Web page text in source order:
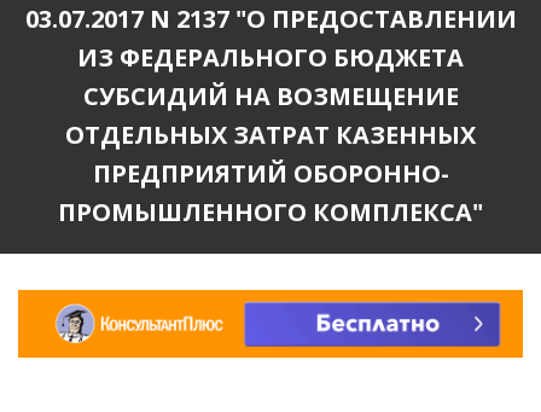
03.07.2017 N 2137 "О ПРЕДОСТАВЛЕНИИ
ИЗ ФЕДЕРАЛЬНОГО БЮДЖЕТА
СУБСИДИЙ НА ВОЗМЕЩЕНИЕ
ОТДЕЛЬНЫХ ЗАТРАТ КАЗЕННЫХ
ПРЕДПРИЯТИЙ ОБОРОННО-
ПРОМЫШЛЕННОГО КОМПЛЕКСА"